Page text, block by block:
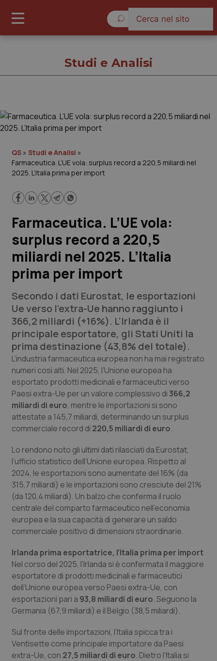
Governo e Parlamento
Regioni e Asl
Lavoro e Professioni
Scienza e Farmaci
Studi e Analisi
Lettere al direttore
Edizioni Regionali
QS Pro
Professionisti Sanitari.AI
Abruzzo
Basilicata
Campania
Emilia-Romagna
Friuli Venezia Giulia
Liguria
Lombardia
Marche
Molise
QS Pro Gold
Artrite & artrosi
Car-T
Colesterolo & coronaropatie
Dermatite Atopica
Disturbi dell’umore
Dolore
Donna & Salute
Epatiti
QS Club Newsletter
Studi e Analisi
QS » Studi e Analisi »
Farmaceutica. L’UE vola: surplus record a 220,5 miliardi nel
2025. L’Italia prima per import
Farmaceutica. L’UE vola:
surplus record a 220,5
miliardi nel 2025. L’Italia
prima per import
Secondo i dati Eurostat, le esportazioni
Ue verso l'extra-Ue hanno raggiunto i
366,2 miliardi (+16%). L'Irlanda è il
principale esportatore, gli Stati Uniti la
prima destinazione (43,8% del totale).
L’industria farmaceutica europea non ha mai registrato
numeri così alti. Nel 2025, l’Unione europea ha
esportato prodotti medicinali e farmaceutici verso
Paesi extra-Ue per un valore complessivo di 366,2
miliardi di euro, mentre le importazioni si sono
attestate a 145,7 miliardi, determinando un surplus
commerciale record di 220,5 miliardi di euro.
Lo rendono noto gli ultimi dati rilasciati da Eurostat,
l’ufficio statistico dell’Unione europea. Rispetto al
2024, le esportazioni sono aumentate del 16% (da
315,7 miliardi) e le importazioni sono cresciute del 21%
(da 120,4 miliardi). Un balzo che conferma il ruolo
centrale del comparto farmaceutico nell’economia
europea e la sua capacità di generare un saldo
commerciale positivo di dimensioni straordinarie.
Irlanda prima esportatrice, l’Italia prima per import
Nel corso del 2025, l’Irlanda si è confermata il maggiore
esportatore di prodotti medicinali e farmaceutici
dell’Unione europea verso Paesi extra-Ue, con
esportazioni pari a 93,8 miliardi di euro. Seguono la
Germania (67,9 miliardi) e il Belgio (38,5 miliardi).
Sul fronte delle importazioni, l’Italia spicca tra i
Ventisette come principale importatore da Paesi
extra-Ue, con 27,5 miliardi di euro. Dietro l’Italia si